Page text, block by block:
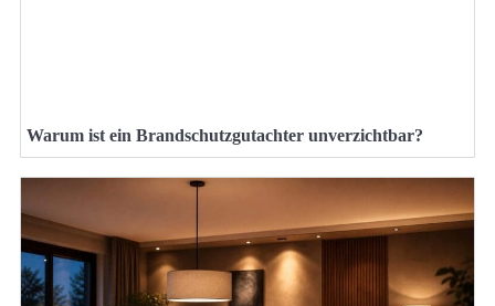
Warum ist ein Brandschutzgutachter unverzichtbar?